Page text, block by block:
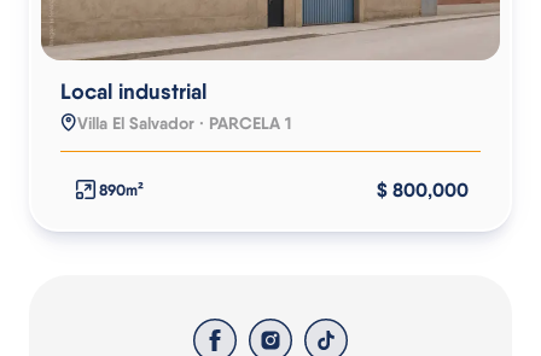
Local industrial
Villa El Salvador · PARCELA 1
890m² $ 800,000